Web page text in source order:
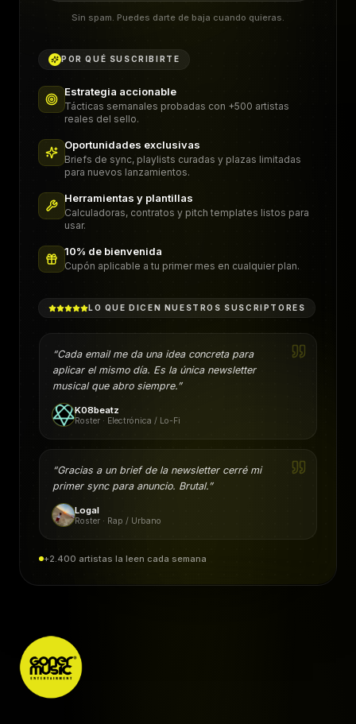
POR QUÉ SUSCRIBIRTE
Estrategia accionable
Tácticas semanales probadas con +500 artistas
reales del sello.
Oportunidades exclusivas
Briefs de sync, playlists curadas y plazas limitadas
para nuevos lanzamientos.
Herramientas y plantillas
Calculadoras, contratos y pitch templates listos para
usar.
10% de bienvenida
Cupón aplicable a tu primer mes en cualquier plan.
Sin spam. Puedes darte de baja cuando quieras.
LO QUE DICEN NUESTROS SUSCRIPTORES
“Cada email me da una idea concreta para
aplicar el mismo día. Es la única newsletter
musical que abro siempre.”
K08beatz
Roster · Electrónica / Lo-Fi
“Gracias a un brief de la newsletter cerré mi
primer sync para anuncio. Brutal.”
Logal
Roster · Rap / Urbano
+2.400 artistas la leen cada semana